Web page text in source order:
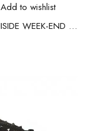
Add to wishlist
Factory - NISIDE WEEK-END – borsone 30lt